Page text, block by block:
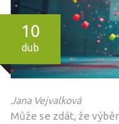
10
dub
Jana Vejvalková
Může se zdát, že